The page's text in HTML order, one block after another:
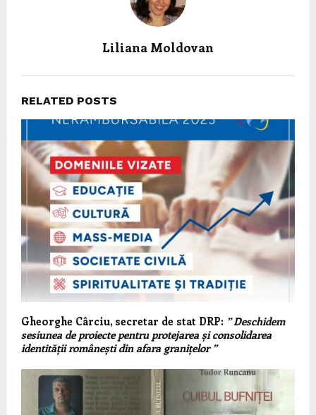
Liliana Moldovan
RELATED POSTS
Gheorghe Cârciu, secretar de stat DRP: ” Deschidem
sesiunea de proiecte pentru protejarea și consolidarea
identității românești din afara granițelor ”